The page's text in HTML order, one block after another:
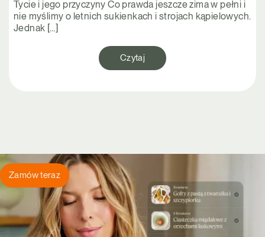
Tycie i jego przyczyny Co prawda jeszcze zima w pełni i
nie myślimy o letnich sukienkach i strojach kąpielowych.
Jednak […]
Czytaj
Zamów teraz